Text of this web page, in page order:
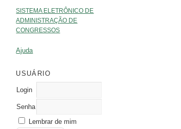
SISTEMA ELETRÔNICO DE
ADMINISTRAÇÃO DE
CONGRESSOS
Ajuda
USUÁRIO
Login
Senha
Lembrar de mim